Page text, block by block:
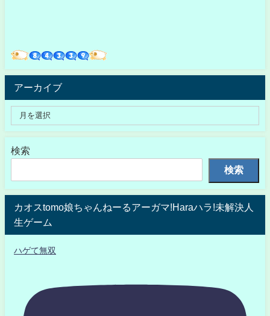
アーカイブ
検索
検索
カオスtomo娘ちゃんねーるアーガマ!Haraハラ!未解決人
生ゲーム
ハゲて無双